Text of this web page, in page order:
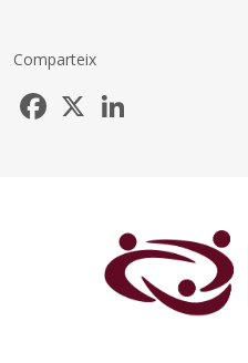
Comparteix
Facebook